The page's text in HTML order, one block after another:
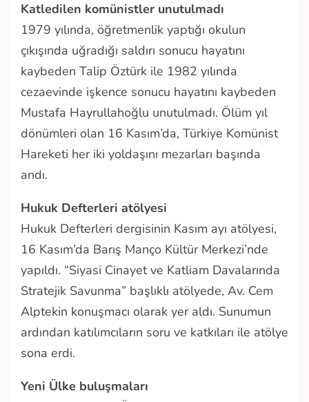
Katledilen komünistler unutulmadı
1979 yılında, öğretmenlik yaptığı okulun
çıkışında uğradığı saldırı sonucu hayatını
kaybeden Talip Öztürk ile 1982 yılında
cezaevinde işkence sonucu hayatını kaybeden
Mustafa Hayrullahoğlu unutulmadı. Ölüm yıl
dönümleri olan 16 Kasım’da, Türkiye Komünist
Hareketi her iki yoldaşını mezarları başında
andı.
Hukuk Defterleri atölyesi
Hukuk Defterleri dergisinin Kasım ayı atölyesi,
16 Kasım’da Barış Manço Kültür Merkezi’nde
yapıldı. “Siyasi Cinayet ve Katliam Davalarında
Stratejik Savunma” başlıklı atölyede, Av. Cem
Alptekin konuşmacı olarak yer aldı. Sunumun
ardından katılımcıların soru ve katkıları ile atölye
sona erdi.
Yeni Ülke buluşmaları